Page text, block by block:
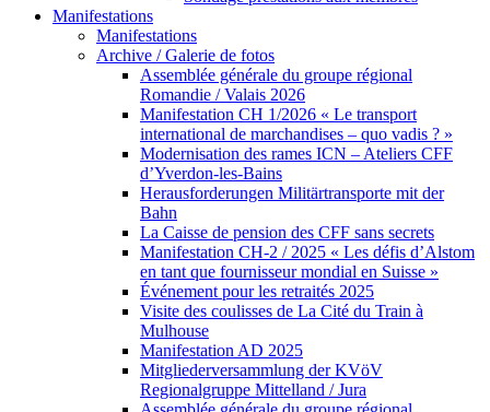
Manifestations
Manifestations
Archive / Galerie de fotos
Assemblée générale du groupe régional
Romandie / Valais 2026
Manifestation CH 1/2026 « Le transport
international de marchandises – quo vadis ? »
Modernisation des rames ICN – Ateliers CFF
d’Yverdon-les-Bains
Herausforderungen Militärtransporte mit der
Bahn
La Caisse de pension des CFF sans secrets
Manifestation CH-2 / 2025 « Les défis d’Alstom
en tant que fournisseur mondial en Suisse »
Événement pour les retraités 2025
Visite des coulisses de La Cité du Train à
Mulhouse
Manifestation AD 2025
Mitgliederversammlung der KVöV
Regionalgruppe Mittelland / Jura